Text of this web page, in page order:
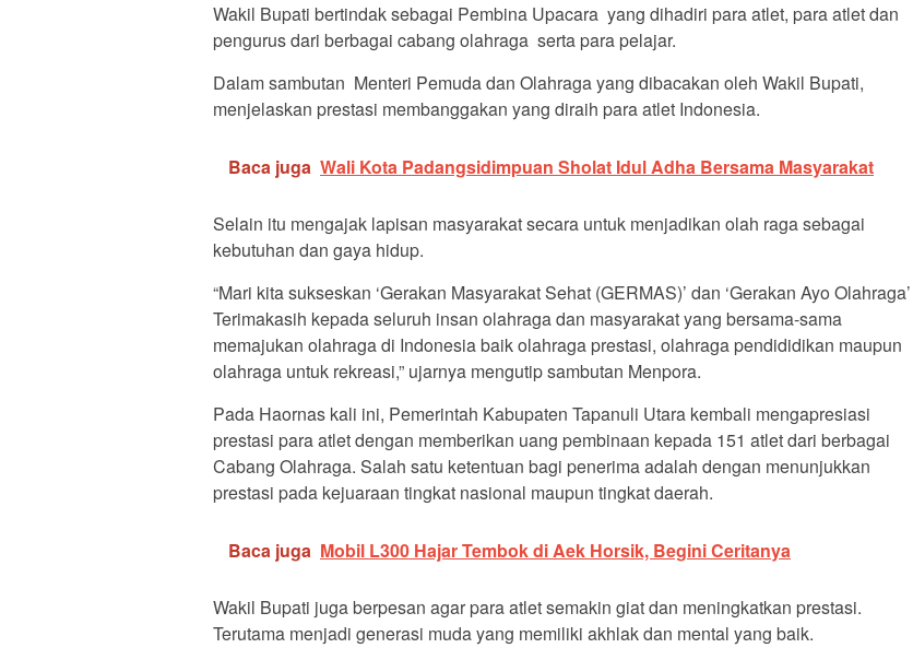
Wakil Bupati bertindak sebagai Pembina Upacara yang dihadiri para atlet, para atlet dan
pengurus dari berbagai cabang olahraga serta para pelajar.
Dalam sambutan Menteri Pemuda dan Olahraga yang dibacakan oleh Wakil Bupati,
menjelaskan prestasi membanggakan yang diraih para atlet Indonesia.
Baca juga Wali Kota Padangsidimpuan Sholat Idul Adha Bersama Masyarakat
Selain itu mengajak lapisan masyarakat secara untuk menjadikan olah raga sebagai
kebutuhan dan gaya hidup.
“Mari kita sukseskan ‘Gerakan Masyarakat Sehat (GERMAS)’ dan ‘Gerakan Ayo Olahraga’
Terimakasih kepada seluruh insan olahraga dan masyarakat yang bersama-sama
memajukan olahraga di Indonesia baik olahraga prestasi, olahraga pendididikan maupun
olahraga untuk rekreasi,” ujarnya mengutip sambutan Menpora.
Pada Haornas kali ini, Pemerintah Kabupaten Tapanuli Utara kembali mengapresiasi
prestasi para atlet dengan memberikan uang pembinaan kepada 151 atlet dari berbagai
Cabang Olahraga. Salah satu ketentuan bagi penerima adalah dengan menunjukkan
prestasi pada kejuaraan tingkat nasional maupun tingkat daerah.
Baca juga Mobil L300 Hajar Tembok di Aek Horsik, Begini Ceritanya
Wakil Bupati juga berpesan agar para atlet semakin giat dan meningkatkan prestasi.
Terutama menjadi generasi muda yang memiliki akhlak dan mental yang baik.